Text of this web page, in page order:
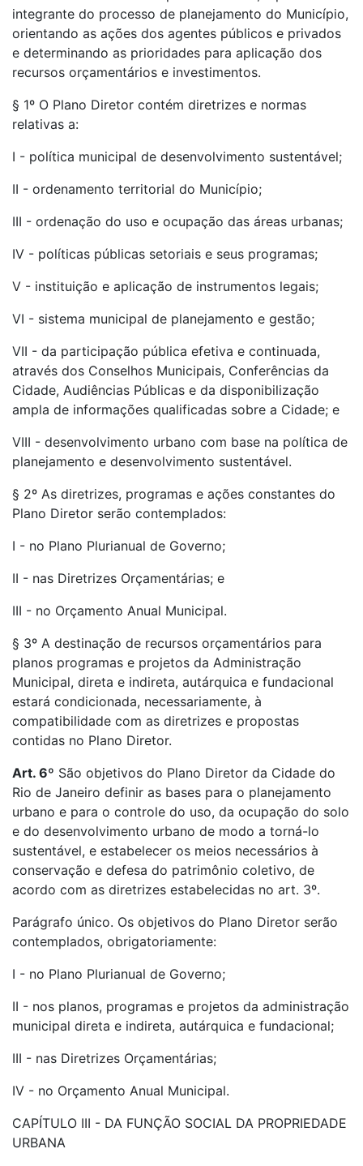
integrante do processo de planejamento do Município,
orientando as ações dos agentes públicos e privados
e determinando as prioridades para aplicação dos
recursos orçamentários e investimentos.
§ 1º O Plano Diretor contém diretrizes e normas
relativas a:
I - política municipal de desenvolvimento sustentável;
II - ordenamento territorial do Município;
III - ordenação do uso e ocupação das áreas urbanas;
IV - políticas públicas setoriais e seus programas;
V - instituição e aplicação de instrumentos legais;
VI - sistema municipal de planejamento e gestão;
VII - da participação pública efetiva e continuada,
através dos Conselhos Municipais, Conferências da
Cidade, Audiências Públicas e da disponibilização
ampla de informações qualificadas sobre a Cidade; e
VIII - desenvolvimento urbano com base na política de
planejamento e desenvolvimento sustentável.
§ 2º As diretrizes, programas e ações constantes do
Plano Diretor serão contemplados:
I - no Plano Plurianual de Governo;
II - nas Diretrizes Orçamentárias; e
III - no Orçamento Anual Municipal.
§ 3º A destinação de recursos orçamentários para
planos programas e projetos da Administração
Municipal, direta e indireta, autárquica e fundacional
estará condicionada, necessariamente, à
compatibilidade com as diretrizes e propostas
contidas no Plano Diretor.
Art. 6º São objetivos do Plano Diretor da Cidade do
Rio de Janeiro definir as bases para o planejamento
urbano e para o controle do uso, da ocupação do solo
e do desenvolvimento urbano de modo a torná-lo
sustentável, e estabelecer os meios necessários à
conservação e defesa do patrimônio coletivo, de
acordo com as diretrizes estabelecidas no art. 3º.
Parágrafo único. Os objetivos do Plano Diretor serão
contemplados, obrigatoriamente:
I - no Plano Plurianual de Governo;
II - nos planos, programas e projetos da administração
municipal direta e indireta, autárquica e fundacional;
III - nas Diretrizes Orçamentárias;
IV - no Orçamento Anual Municipal.
CAPÍTULO III - DA FUNÇÃO SOCIAL DA PROPRIEDADE
URBANA